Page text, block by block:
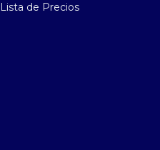
Lista de Precios